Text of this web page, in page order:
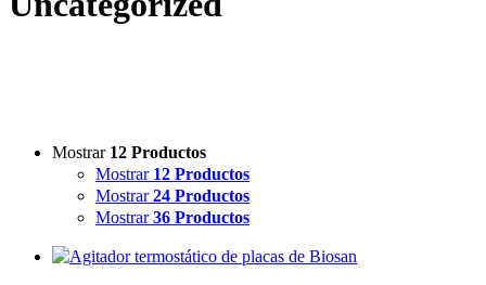
Mostrar 12 Productos
Mostrar 12 Productos
Mostrar24 Productos
Mostrar36 Productos